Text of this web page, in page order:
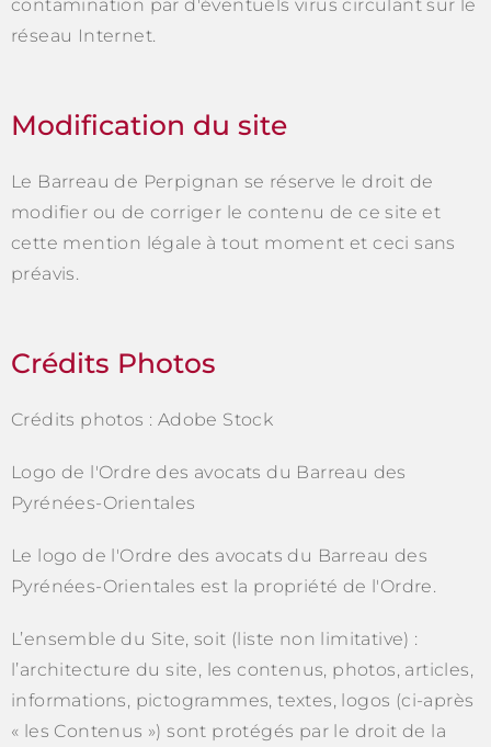
contamination par d'éventuels virus circulant sur le
réseau Internet.
Modification du site
Le Barreau de Perpignan se réserve le droit de
modifier ou de corriger le contenu de ce site et
cette mention légale à tout moment et ceci sans
préavis.
Crédits Photos
Crédits photos : Adobe Stock
Logo de l'Ordre des avocats du Barreau des
Pyrénées-Orientales
Le logo de l'Ordre des avocats du Barreau des
Pyrénées-Orientales est la propriété de l'Ordre.
L’ensemble du Site, soit (liste non limitative) :
l’architecture du site, les contenus, photos, articles,
informations, pictogrammes, textes, logos (ci-après
« les Contenus ») sont protégés par le droit de la